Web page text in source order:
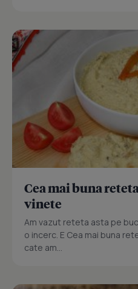
Cea mai buna
vinete
Am vazut reteta asta pe
o incerc. E Cea mai buna
cate am...